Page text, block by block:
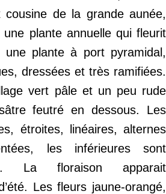
cousine de la grande aunée,
une plante annuelle qui fleurit
une plante à port pyramidal,
dressées et très ramifiées.
vert pâle et un peu rude
feutré en dessous. Les
étroites, linéaires, alternes
les inférieures sont
La floraison apparait
Les fleurs jaune-orangé,